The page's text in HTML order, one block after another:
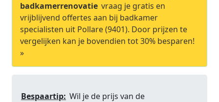
badkamerrenovatie vraag je gratis en
vrijblijvend offertes aan bij badkamer
specialisten uit Pollare (9401). Door prijzen te
vergelijken kan je bovendien tot 30% besparen!
»
Bespaartip: Wil je de prijs van de